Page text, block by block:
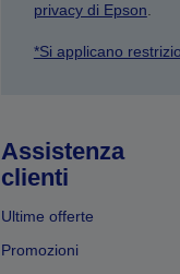
privacy di Epson.
*Si applicano
Assistenza
clienti
Ultime offerte
Promozioni